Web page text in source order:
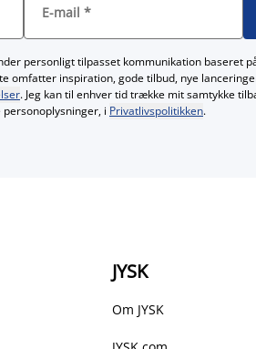
E-mail *
personligt tilpasset kommunikation baseret
omfatter inspiration, gode tilbud, nye
. Jeg kan til enhver tid trække mit samtykke
personoplysninger, i Privatlivspolitikken.
JYSK
Om JYSK